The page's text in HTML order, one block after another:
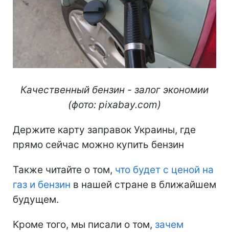
Качественный бензин - залог экономии
(фото: pixabay.com)
Держите карту заправок Украины, где
прямо сейчас можно купить бензин
Также читайте о том, что будет с ценой на
газ и бензин в нашей стране в ближайшем
будущем.
Кроме того, мы писали о том, зачем